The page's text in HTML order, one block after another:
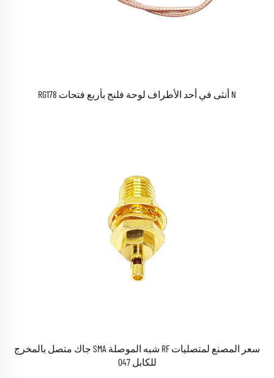
N أنثى في أحد الأطراف لوحة فلنج بأربع فتحات RG178
سعر المصنع لمتصليات RF شبه الموصلة SMA جاك متصل بالمخرج
للكابل 047